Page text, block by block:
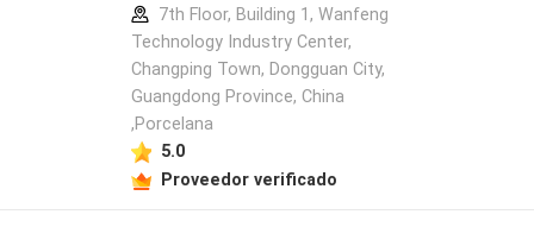
7th Floor, Building 1, Wanfeng
Technology Industry Center,
Changping Town, Dongguan City,
Guangdong Province, China
,Porcelana
5.0
Proveedor verificado